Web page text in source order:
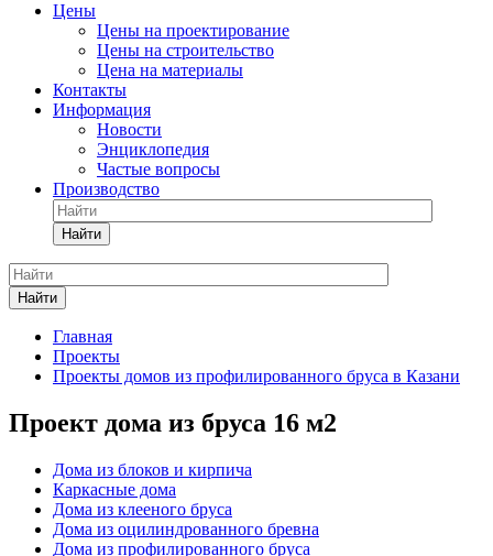
Цены
Цены на проектирование
Цены на строительство
Цена на материалы
Контакты
Информация
Новости
Энциклопедия
Частые вопросы
Производство
Найти
Найти
Главная
Проекты
Проекты домов из профилированного бруса в Казани
Проект дома из бруса 16 м2
Дома из блоков и кирпича
Каркасные дома
Дома из клееного бруса
Дома из оцилиндрованного бревна
Дома из профилированного бруса